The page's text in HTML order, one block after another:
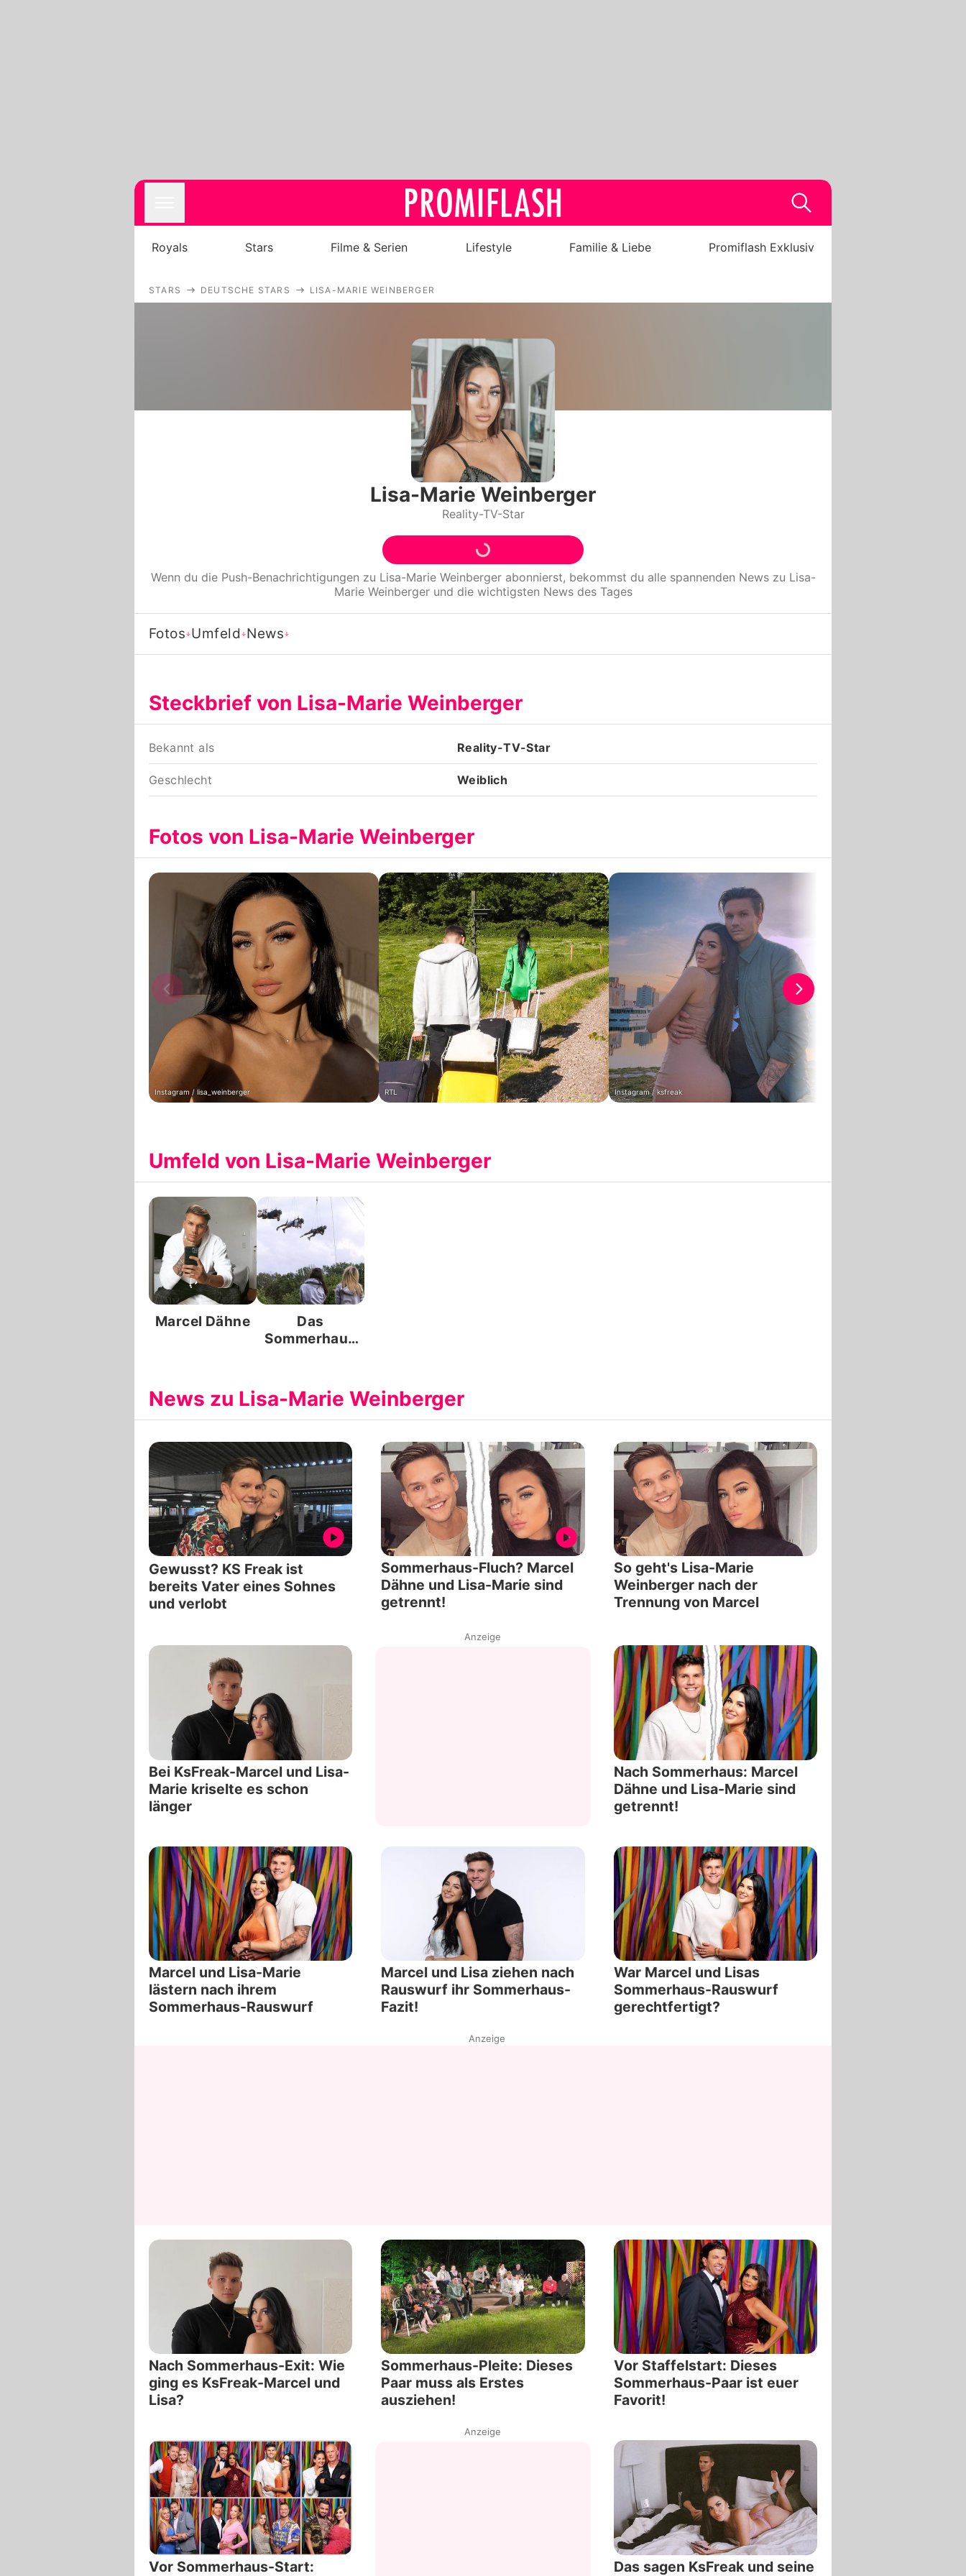
Filme & Serien
Lifestyle
Familie & Liebe
Promiflash Exklusiv
Alle Themen auf Promiflash
Jobs
App runterladen
Team
Nutzungsbedingungen
Royals Stars Filme & Serien Lifestyle Familie & Liebe Promiflash Exklusiv
STARS DEUTSCHE STARS LISA-MARIE WEINBERGER
Lisa-Marie Weinberger
Reality-TV-Star
Wenn du die Push-Benachrichtigungen zu Lisa-Marie Weinbergerabonnierst, bekommst du alle spannenden News zu Lisa-
Marie Weinbergerund die wichtigsten News des Tages
Fotos Umfeld News
Steckbrief von Lisa-Marie Weinberger
Bekannt als Reality-TV-Star
Geschlecht Weiblich
Fotos von Lisa-Marie Weinberger
Instagram / lisa_weinberger RTL Instagram / ksfreak
Umfeld von Lisa-Marie Weinberger
Marcel Dähne
Das
Sommerhaus
News zu Lisa-Marie Weinberger
Gewusst? KS Freak ist
bereits Vater eines Sohnes
und verlobt
Sommerhaus-Fluch? Marcel
Dähne und Lisa-Marie sind
getrennt!
So geht's Lisa-Marie
Weinberger nach der
Trennung von Marcel
Bei KsFreak-Marcel und Lisa-
Marie kriselte es schon
länger
Anzeige
Nach Sommerhaus: Marcel
Dähne und Lisa-Marie sind
getrennt!
Marcel und Lisa-Marie
lästern nach ihrem
Sommerhaus-Rauswurf
Marcel und Lisa ziehen nach
Rauswurf ihr Sommerhaus-
Fazit!
War Marcel und Lisas
Sommerhaus-Rauswurf
gerechtfertigt?
Anzeige
Nach Sommerhaus-Exit: Wie
ging es KsFreak-Marcel und
Lisa?
Sommerhaus-Pleite: Dieses
Paar muss als Erstes
ausziehen!
Vor Staffelstart: Dieses
Sommerhaus-Paar ist euer
Favorit!
Vor Sommerhaus-Start:
Anzeige
Das sagen KsFreak und seine